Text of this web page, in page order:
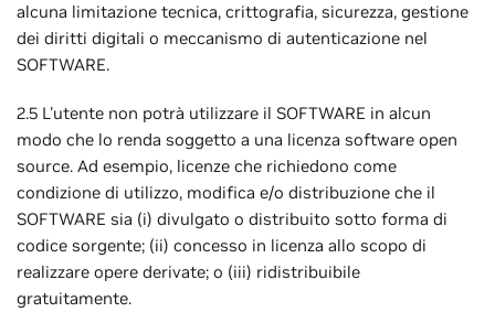
alcuna limitazione tecnica, crittografia, sicurezza, gestione
dei diritti digitali o meccanismo di autenticazione nel
SOFTWARE.
2.5 L'utente non potrà utilizzare il SOFTWARE in alcun
modo che lo renda soggetto a una licenza software open
source. Ad esempio, licenze che richiedono come
condizione di utilizzo, modifica e/o distribuzione che il
SOFTWARE sia (i) divulgato o distribuito sotto forma di
codice sorgente; (ii) concesso in licenza allo scopo di
realizzare opere derivate; o (iii) ridistribuibile
gratuitamente.